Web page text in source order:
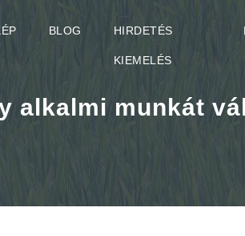
BLOG HIRDETÉS
KIEMELÉS
alkalmi munkát